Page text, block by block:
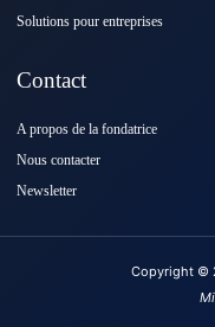
Solutions pour entreprises
Contact
A propos de la fondatrice
Nous contacter
Newsletter
Copyright ©